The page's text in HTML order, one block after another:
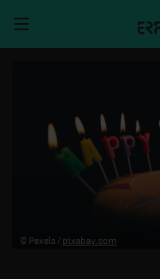
TALKWERK
© Pexels / pixabay.com